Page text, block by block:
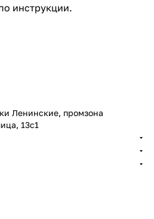
инструкции.
Ленинские, промзона
13с1